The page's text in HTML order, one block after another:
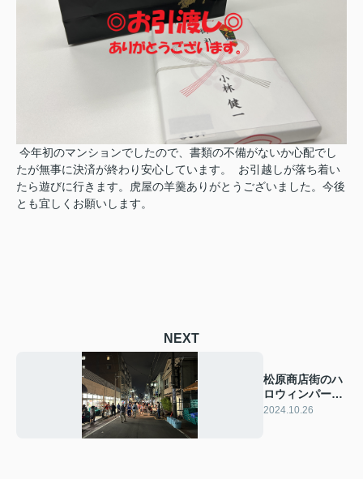
今年初のマンションでしたので、書類の不備がないか心配でし
たが無事に決済が終わり安心しています。 お引越しが落ち着い
たら遊びに行きます。虎屋の羊羹ありがとうございました。今後
とも宜しくお願いします。
NEXT
松原商店街のハ
ロウィンパーテ
ィに行ってきま
2024.10.26